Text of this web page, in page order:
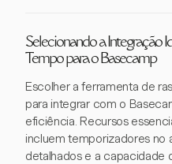
Selecionando a Integração
Tempo para o Basecamp
Escolher a ferramenta de
para integrar com o
eficiência. Recursos
incluem temporizadores no
detalhados e a capacidade